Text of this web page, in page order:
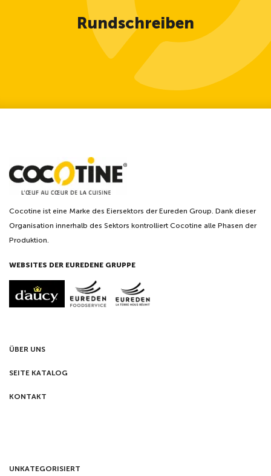
Rundschreiben
Cocotine ist eine Marke des Eiersektors der Eureden Group. Dank dieser
Organisation innerhalb des Sektors kontrolliert Cocotine alle Phasen der
Produktion.
WEBSITES DER EUREDENE GRUPPE
ÜBER UNS
SEITE KATALOG
KONTAKT
UNKATEGORISIERT